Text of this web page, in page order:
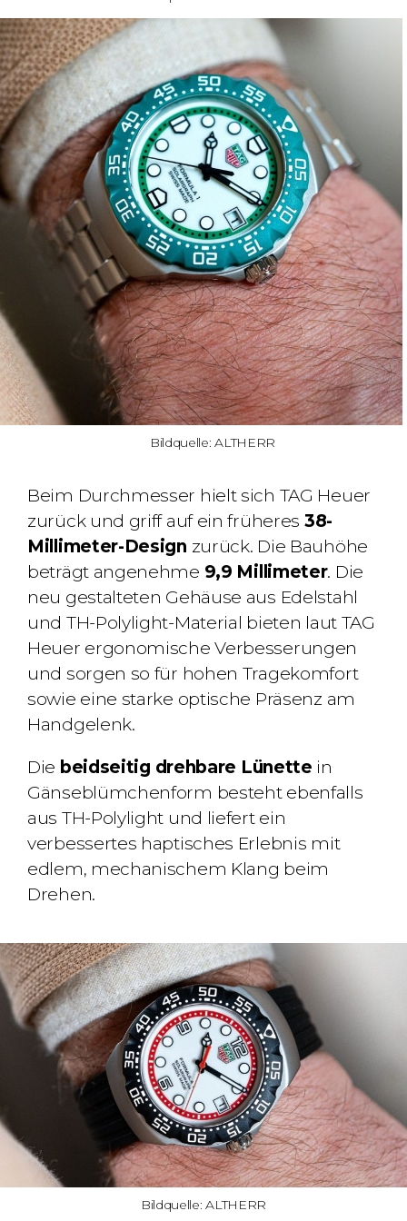
Bildquelle: ALTHERR
Beim Durchmesser hielt sich TAG Heuer
zurück und griff auf ein früheres 38-
Millimeter-Design zurück. Die Bauhöhe
beträgt angenehme 9,9 Millimeter. Die
neu gestalteten Gehäuse aus Edelstahl
und TH-Polylight-Material bieten laut TAG
Heuer ergonomische Verbesserungen
und sorgen so für hohen Tragekomfort
sowie eine starke optische Präsenz am
Handgelenk.
Die beidseitig drehbare Lünette in
Gänseblümchenform besteht ebenfalls
aus TH-Polylight und liefert ein
verbessertes haptisches Erlebnis mit
edlem, mechanischem Klang beim
Drehen.
Bildquelle: ALTHERR